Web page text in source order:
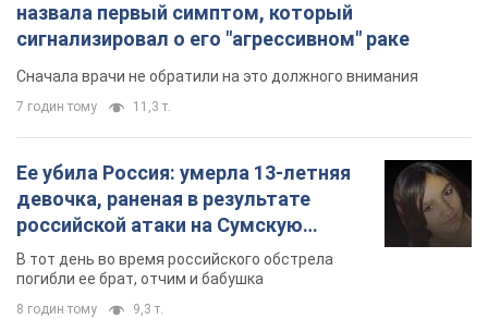
назвала первый симптом, который
сигнализировал о его "агрессивном" раке
Сначала врачи не обратили на это должного внимания
7 годин тому 11,3 т.
Ее убила Россия: умерла 13-летняя
девочка, раненая в результате
российской атаки на Сумскую
область. Фото
В тот день во время российского обстрела
погибли ее брат, отчим и бабушка
8 годин тому 9,3 т.